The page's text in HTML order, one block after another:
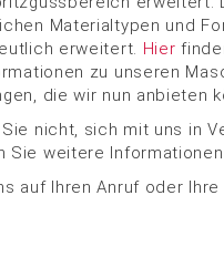
Materialtypen und
erweitert. Hier
zu unseren
die wir nun anbieten
nicht, sich mit uns in
Sie weitere Informationen
auf Ihren Anruf oder Ihre